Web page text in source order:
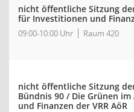
nicht öffentliche Sitzung
für Investitionen und
09:00-10:00 Uhr Raum 420
nicht öffentliche Sitzung
Bündnis 90 / Die Grünen
und Finanzen der VRR AöR